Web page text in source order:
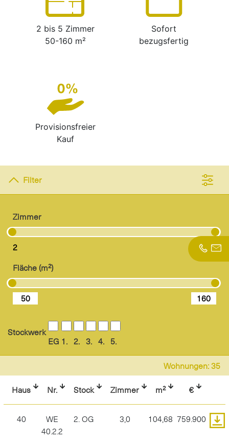
2 bis 5 Zimmer
50-160 m²
Sofort
bezugsfertig
Provisionsfreier
Kauf
Filter
Zimmer
Fläche (m²)
Stockwerk
EG 1. 2. 3. 4. 5.
Wohnungen:35
Haus Nr. Stock Zimmer m² €
40
WE
40.2.2
2. OG 3,0 104,68 759.900